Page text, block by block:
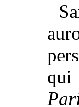
qui